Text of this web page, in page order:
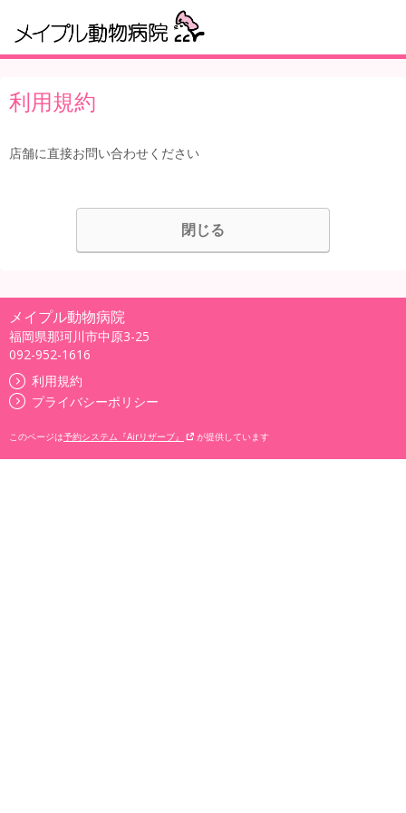
利用規約
店舗に直接お問い合わせください
閉じる
メイプル動物病院
福岡県那珂川市中原3-25
092-952-1616
利用規約
プライバシーポリシー
このページは予約システム『Airリザーブ』 が提供しています